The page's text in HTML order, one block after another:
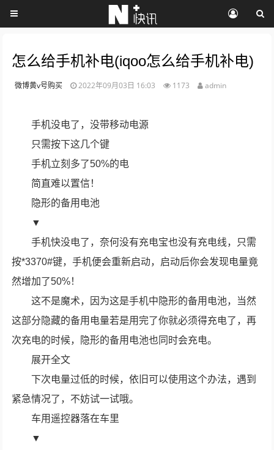
怎么给手机补电(iqoo怎么给手机补电)
微博黄v号购买 2022年09月03日 16:03 1173 admin
手机没电了，没带移动电源
只需按下这几个键
手机立刻多了50%的电
简直难以置信！
隐形的备用电池
▼
手机快没电了，奈何没有充电宝也没有充电线，只需
按*3370#键，手机便会重新启动，启动后你会发现电量竟
然增加了50%！
这不是魔术，因为这是手机中隐形的备用电池，当然
这部分隐藏的备用电量若是用完了你就必须得充电了，再
次充电的时候，隐形的备用电池也同时会充电。
展开全文
下次电量过低的时候，依旧可以使用这个办法，遇到
紧急情况了，不妨试一试哦。
车用遥控器落在车里
▼